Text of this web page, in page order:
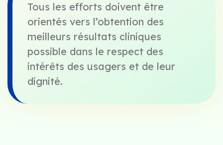
Tous les efforts doivent être
orientés vers l’obtention des
meilleurs résultats cliniques
possible dans le respect des
intérêts des usagers et de leur
dignité.